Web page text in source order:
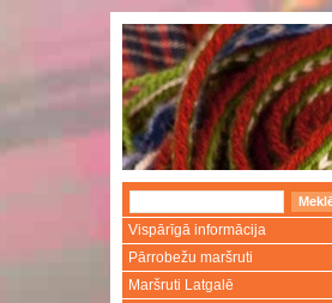
Vispārīgā informācija
Pārrobežu maršruti
Maršruti Latgalē